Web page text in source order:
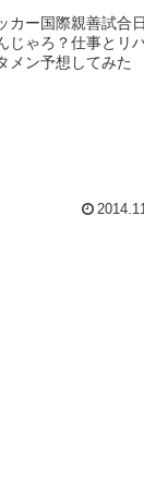
カー国際親善試合
じゃろ？仕事とリ
メン予想してみた